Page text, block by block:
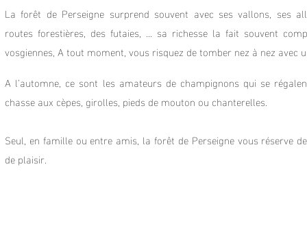
La forêt de Perseigne surprend souvent avec ses vallons, ses
routes forestières, des futaies, ... sa richesse la fait souvent
vosgiennes, A tout moment, vous risquez de tomber nez à nez avec
A l’automne, ce sont les amateurs de champignons qui se
chasse aux cèpes, girolles, pieds de mouton ou chanterelles.
Seul, en famille ou entre amis, la forêt de Perseigne vous réserve
de plaisir.